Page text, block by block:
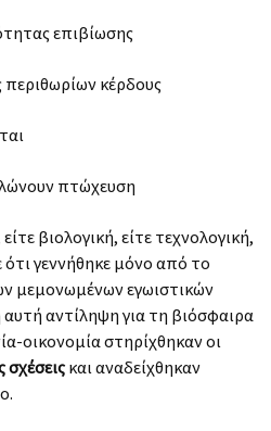
επιβίωσης
κέρδους
πτώχευση
βιολογική, είτε τεχνολογική,
ότι γεννήθηκε μόνο από το
μεμονωμένων εγωιστικών
αντίληψη για τη βιόσφαιρα
οικονομία στηρίχθηκαν οι
σχέσεις και αναδείχθηκαν